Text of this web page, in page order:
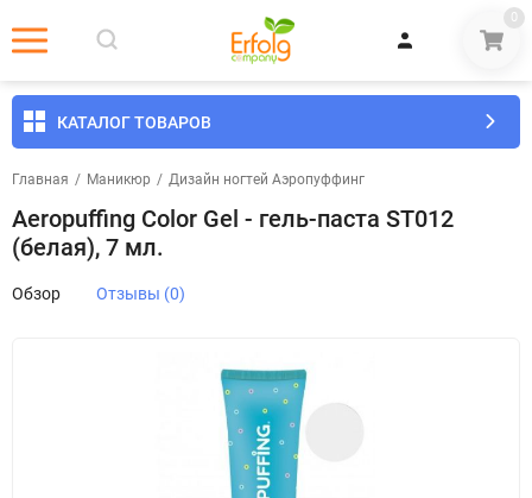
0
КАТАЛОГ ТОВАРОВ
Главная / Маникюр / Дизайн ногтей Аэропуффинг
Aeropuffing Color Gel - гель-паста ST012
(белая), 7 мл.
Обзор Отзывы (0)